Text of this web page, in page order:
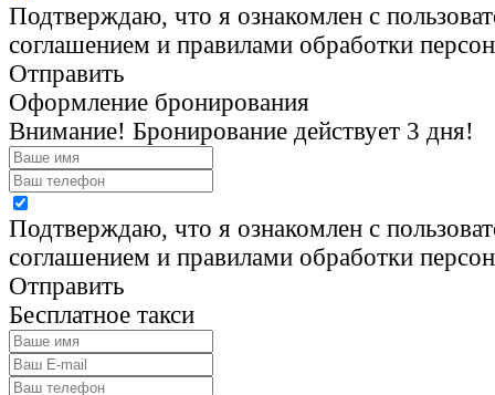
Подтверждаю, что я ознакомлен с
соглашением и правилами обработки
Отправить
Оформление бронирования
Внимание! Бронирование действует 3 дня!
Подтверждаю, что я ознакомлен с
соглашением и правилами обработки
Отправить
Бесплатное такси